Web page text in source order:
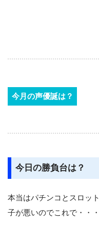
今月の声優誕は？
今日の勝負台は？
本当はパチンコとスロッ
子が悪いのでこれで・・・